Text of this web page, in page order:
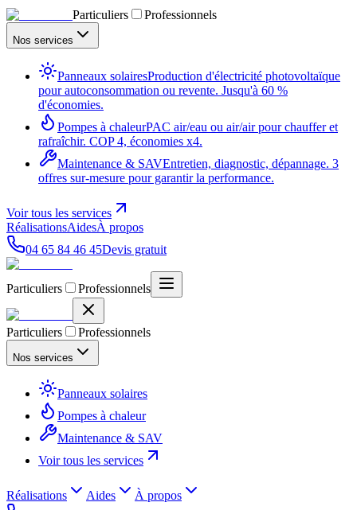
Particuliers Professionnels
Nos services
Panneaux solairesProduction d'électricité photovoltaïque
pour autoconsommation ou revente. Jusqu'à 60 %
d'économies.
Pompes à chaleurPAC air/eau ou air/air pour chauffer et
rafraîchir. COP 4, économies x4.
Maintenance & SAVEntretien, diagnostic, dépannage. 3
offres sur-mesure pour garantir la performance.
Voir tous les services
RéalisationsAidesÀ propos
04 65 84 46 45Devis gratuit
Particuliers Professionnels
Particuliers Professionnels
Nos services
Panneaux solaires
Pompes à chaleur
Maintenance & SAV
Voir tous les services
Réalisations Aides
À propos